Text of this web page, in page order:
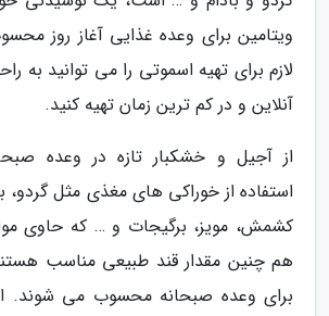
ویتامین برای وعده غذایی آغاز روز
لازم برای تهیه اسموتی را می توانید به
آنلاین و در کم ترین زمان تهیه کنید.
از آجیل و خشکبار تازه در وعده
استفاده از خوراکی های مغذی مثل
کشمش، مویز، برگیجات و … که حاوی
هم چنین مقدار قند طبیعی مناسب
برای وعده صبحانه محسوب می شوند.